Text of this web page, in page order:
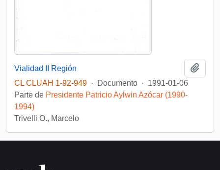
Vialidad II Región
CL CLUAH 1-92-949 · Documento · 1991-01-06
Parte de Presidente Patricio Aylwin Azócar (1990-
1994)
Trivelli O., Marcelo